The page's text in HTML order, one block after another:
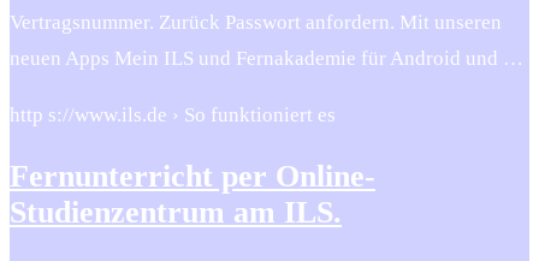
Vertragsnummer. Zurück Passwort anfordern. Mit unseren
neuen Apps Mein ILS und Fernakademie für Android und …
http s://www.ils.de › So funktioniert es
Fernunterricht per Online-
Studienzentrum am ILS.